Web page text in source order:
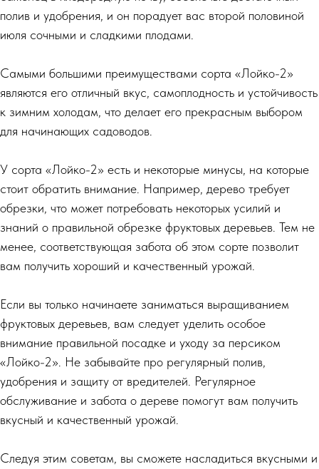
полив и удобрения, и он порадует вас второй половиной
июля сочными и сладкими плодами.
Самыми большими преимуществами сорта «Лойко-2»
являются его отличный вкус, самоплодность и устойчивость
к зимним холодам, что делает его прекрасным выбором
для начинающих садоводов.
У сорта «Лойко-2» есть и некоторые минусы, на которые
стоит обратить внимание. Например, дерево требует
обрезки, что может потребовать некоторых усилий и
знаний о правильной обрезке фруктовых деревьев. Тем не
менее, соответствующая забота об этом сорте позволит
вам получить хороший и качественный урожай.
Если вы только начинаете заниматься выращиванием
фруктовых деревьев, вам следует уделить особое
внимание правильной посадке и уходу за персиком
«Лойко-2». Не забывайте про регулярный полив,
удобрения и защиту от вредителей. Регулярное
обслуживание и забота о дереве помогут вам получить
вкусный и качественный урожай.
Следуя этим советам, вы сможете насладиться вкусными и